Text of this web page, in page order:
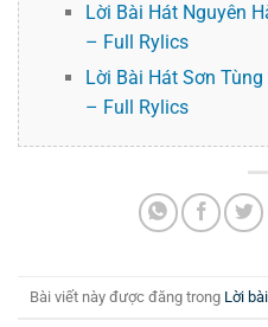
Lời Bài Hát Nguyên
– Full Rylics
Lời Bài Hát Sơn
– Full Rylics
Bài viết này được đăng trong Lời